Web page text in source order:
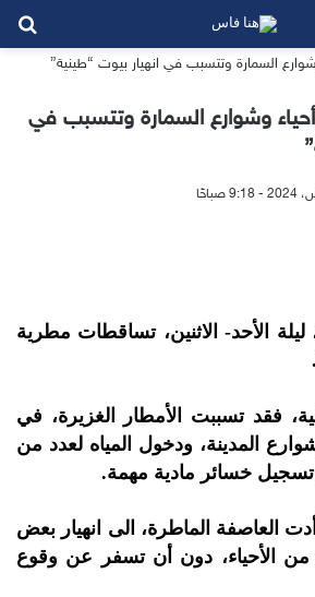
وشوارع السمارة وتتسبب في
الأحد- الاثنين، تساقطات مطرية
فقد تسببت الأمطار الغزيرة، في
المدينة، ودخول المياه لعدد من
خسائر مادية مهمة.
العاصفة الماطرة، الى انهيار بعض
من الأحياء، دون أن تسفر عن وقوع